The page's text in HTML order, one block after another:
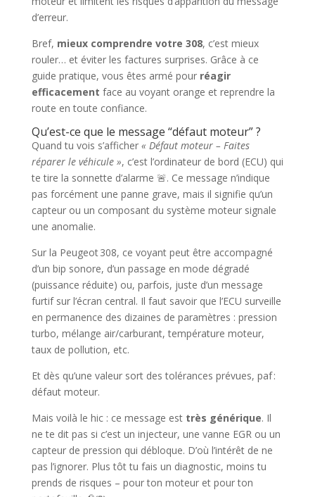
d’erreur.
Bref, mieux comprendre votre 308, c’est mieux
rouler… et éviter les factures surprises. Grâce à ce
guide pratique, vous êtes armé pour réagir
efficacement face au voyant orange et reprendre la
route en toute confiance.
Qu’est-ce que le message “défaut moteur” ?
Quand tu vois s’afficher « Défaut moteur – Faites
réparer le véhicule », c’est l’ordinateur de bord (ECU) qui
te tire la sonnette d’alarme 🚨. Ce message n’indique
pas forcément une panne grave, mais il signifie qu’un
capteur ou un composant du système moteur signale
une anomalie.
Sur la Peugeot 308, ce voyant peut être accompagné
d’un bip sonore, d’un passage en mode dégradé
(puissance réduite) ou, parfois, juste d’un message
furtif sur l’écran central. Il faut savoir que l’ECU surveille
en permanence des dizaines de paramètres : pression
turbo, mélange air/carburant, température moteur,
taux de pollution, etc.
Et dès qu’une valeur sort des tolérances prévues, paf :
défaut moteur.
Mais voilà le hic : ce message est très générique. Il
ne te dit pas si c’est un injecteur, une vanne EGR ou un
capteur de pression qui débloque. D’où l’intérêt de ne
pas l’ignorer. Plus tôt tu fais un diagnostic, moins tu
prends de risques – pour ton moteur et pour ton